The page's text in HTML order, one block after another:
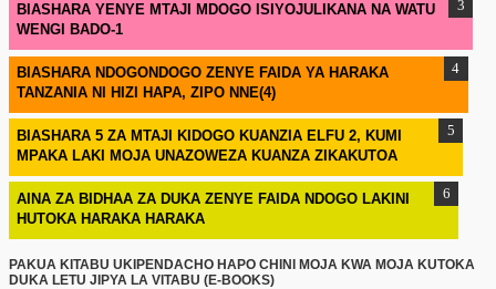
BIASHARA YENYE MTAJI MDOGO ISIYOJULIKANA NA WATU
WENGI BADO-1
BIASHARA NDOGONDOGO ZENYE FAIDA YA HARAKA
TANZANIA NI HIZI HAPA, ZIPO NNE(4)
BIASHARA 5 ZA MTAJI KIDOGO KUANZIA ELFU 2, KUMI
MPAKA LAKI MOJA UNAZOWEZA KUANZA ZIKAKUTOA
AINA ZA BIDHAA ZA DUKA ZENYE FAIDA NDOGO LAKINI
HUTOKA HARAKA HARAKA
PAKUA KITABU UKIPENDACHO HAPO CHINI MOJA KWA MOJA KUTOKA
DUKA LETU JIPYA LA VITABU (E-BOOKS)